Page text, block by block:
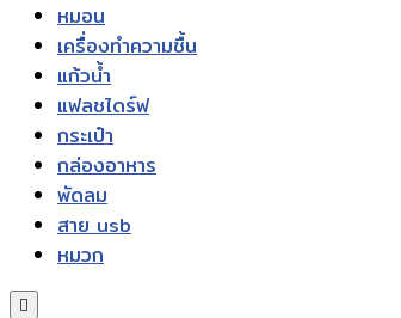
หมอน
เครื่องทำความชื้น
แก้วน้ำ
แฟลชไดร์ฟ
กระเป๋า
กล่องอาหาร
พัดลม
สาย usb
หมวก